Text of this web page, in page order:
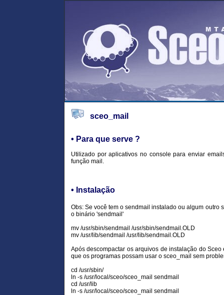
sceo_mail
• Para que serve ?
Utilizado por aplicativos no console para enviar
função mail.
• Instalação
Obs: Se você tem o sendmail instalado ou algum
o binário 'sendmail'
mv /usr/sbin/sendmail /usr/sbin/sendmail.OLD
mv /usr/lib/sendmail /usr/lib/sendmail.OLD
Após descompactar os arquivos de instalação do
que os programas possam usar o sceo_mail sem
cd /usr/sbin/
ln -s /usr/local/sceo/sceo_mail sendmail
cd /usr/lib
ln -s /usr/local/sceo/sceo_mail sendmail